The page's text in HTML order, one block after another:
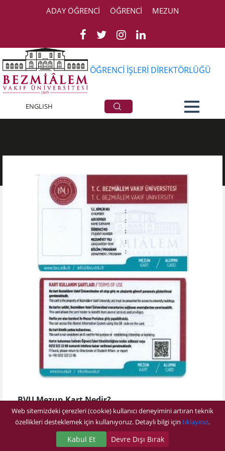
ADAY ÖĞRENCİ ÖĞRENCİ MEZUN
ÖĞRENCİ İŞLERİ DİREKTÖRLÜĞÜ
ENGLISH Mezun Kart
BVU Mezun Kart Nedir?
BVU Mezun Kart ile Bezmialem Vakıf
Üniversitesinden bağınızı koparmayın!
Bezmialem Vakıf Üniversitesi bünyesinde
Web sitemizdeki çerezleri (cookie) kullanıcı deneyimini artıran teknik
özellikleri desteklemek için kullanıyoruz. Detaylı bilgi için tıklayınız.
Kabul Et Devre Dışı Bırak